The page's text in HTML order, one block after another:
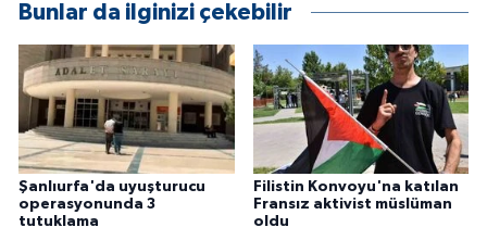
Bunlar da ilginizi çekebilir
Şanlıurfa'da uyuşturucu
operasyonunda 3
tutuklama
Filistin Konvoyu'na katılan
Fransız aktivist müslüman
oldu
SİYASET
SPOR HABERLERİ
TEKNOLOJİ
Turizm